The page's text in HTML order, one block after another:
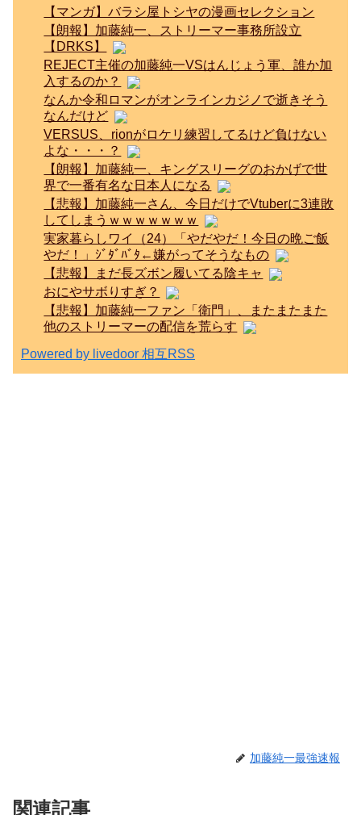
【マンガ】バラシ屋トシヤの漫画セレクション
【朗報】加藤純一、ストリーマー事務所設立
【DRKS】
REJECT主催の加藤純一VSはんじょう軍、誰か加
入するのか？
なんか令和ロマンがオンラインカジノで逝きそう
なんだけど
VERSUS、rionがロケリ練習してるけど負けない
よな・・・？
【朗報】加藤純一、キングスリーグのおかげで世
界で一番有名な日本人になる
【悲報】加藤純一さん、今日だけでVtuberに3連敗
してしまうｗｗｗｗｗｗｗ
実家暮らしワイ（24）「やだやだ！今日の晩ご飯
やだ！」ｼﾞﾀﾞﾊﾞﾀ←嫌がってそうなもの
【悲報】まだ長ズボン履いてる陰キャ
おにやサボりすぎ？
【悲報】加藤純一ファン「衛門」、またまたまた
他のストリーマーの配信を荒らす
Powered by livedoor 相互RSS
加藤純一最強速報
関連記事